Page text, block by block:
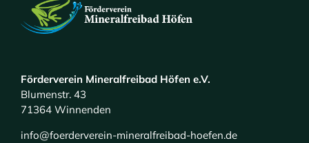
Förderverein Mineralfreibad Höfen e.V.
Blumenstr. 43
71364 Winnenden
info@foerderverein-mineralfreibad-hoefen.de